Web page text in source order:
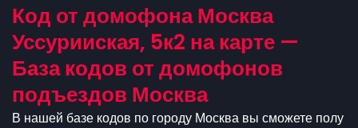
Код от домофона Москва
Уссурииская, 5к2 на карте —
База кодов от домофонов
подъездов Москва
В нашей базе кодов по городу Москва вы сможете полу